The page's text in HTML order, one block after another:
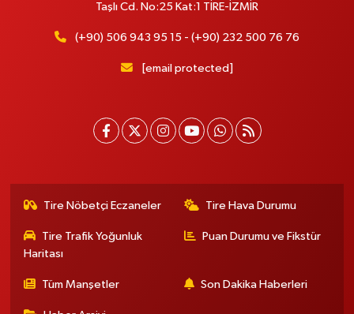
Taşlı Cd. No:25 Kat:1 TİRE-İZMİR
(+90) 506 943 95 15 - (+90) 232 500 76 76
[email protected]
Tire Nöbetçi Eczaneler Tire Hava Durumu
Tire Trafik Yoğunluk
Haritası
Puan Durumu ve Fikstür
Tüm Manşetler Son Dakika Haberleri